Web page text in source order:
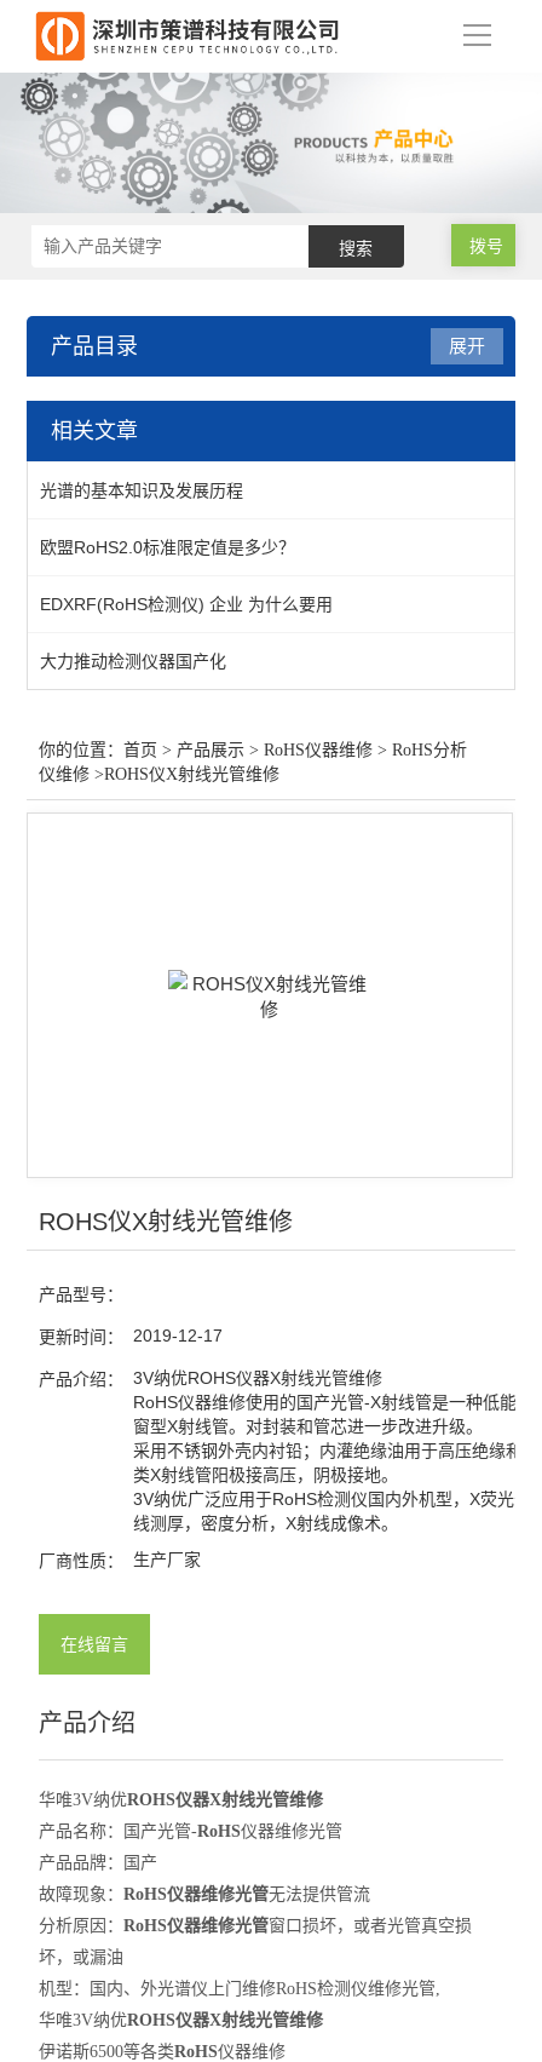
导
拨号
产品目录
RoHS仪器维修
查看全部 >>
展开
相关文章
光谱的基本知识及发展历程
欧盟RoHS2.0标准限定值是多少？
EDXRF(RoHS检测仪) 企业 为什么要用
大力推动检测仪器国产化
你的位置：首页 > 产品展示 >RoHS仪器维修 >RoHS分析
仪维修 >ROHS仪X射线光管维修
ROHS仪X射线光管维修
产品型号：
更新时间： 2019-12-17
产品介绍：
3V纳优ROHS仪器X射线光管维修
RoHS仪器维修使用的国产光管-X射线管是一种低能多
窗型X射线管。对封装和管芯进一步改进升级。
采用不锈钢外壳内衬铅；内灌绝缘油用于高压绝缘和
类X射线管阳极接高压，阴极接地。
3V纳优广泛应用于RoHS检测仪国内外机型，X荧光分
线测厚，密度分析，X射线成像术。
厂商性质： 生产厂家
在线留言
产品介绍
华唯3V纳优ROHS仪器X射线光管维修
产品名称：国产光管-RoHS仪器维修光管
产品品牌：国产
故障现象：RoHS仪器维修光管无法提供管流
分析原因：RoHS仪器维修光管窗口损坏，或者光管真空损
坏，或漏油
机型：国内、外光谱仪上门维修RoHS检测仪维修光管,
华唯3V纳优ROHS仪器X射线光管维修
伊诺斯6500等各类RoHS仪器维修